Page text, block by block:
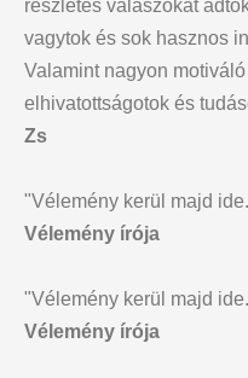
részletes válaszokat
vagytok és sok hasznos
Valamint nagyon
elhivatottságotok és
Zs
"Vélemény kerül majd
Vélemény írója
"Vélemény kerül majd
Vélemény írója